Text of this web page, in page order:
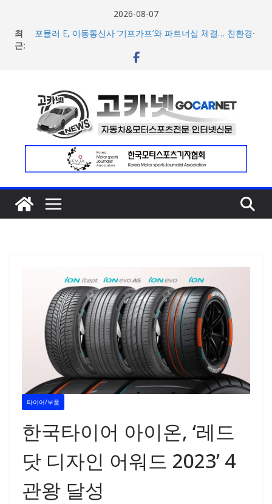
2026-08-07
최
근:
포뮬러 E, 이동통신사 ‘기프가프’와 파트너십 체결… 친환경·
람보르기니, 이탈리아 우주비행사 네스폴리와 ‘미우라 SV’
공개… 본격 계약 개시
아우디, 405일 만에 완성한 초고성능 슈퍼카 ‘누볼라리’ 제
작 비하인드 영상 공개
[신차] 가주 레이싱, 주행 성능 강화한 ‘GR86’ 부분변경 모델
공개… 일본서 28일 계약 개시
타이어/부품
한국타이어 아이온, ‘레드
닷 디자인 어워드 2023’ 4
관왕 달성